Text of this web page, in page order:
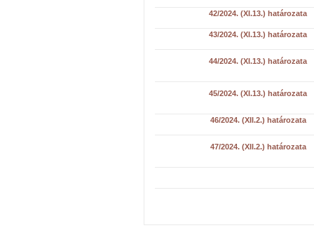
42/2024. (XI.13.) határozata
43/2024. (XI.13.) határozata
44/2024. (XI.13.) határozata
45/2024. (XI.13.) határozata
46/2024. (XII.2.) határozata
47/2024. (XII.2.) határozata